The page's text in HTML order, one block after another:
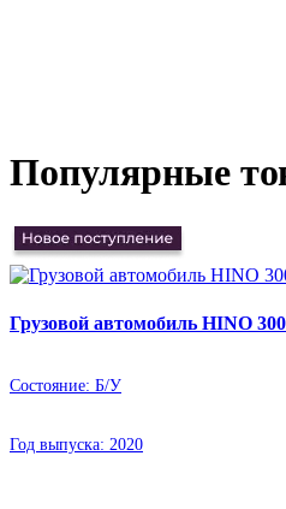
Популярные
Грузовой автомобиль HINO
Состояние: Б/У
Год выпуска: 2020